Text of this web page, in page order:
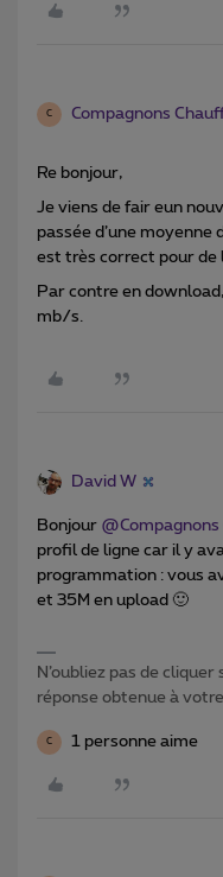
C Compagnons
Re bonjour,
Je viens de fair eun
passée d’une
est très correct pour de
Par contre en
mb/s.
David W
Bonjour
profil de ligne car il y
programmation : vous
et 35M en upload 🙂
N’oubliez pas de
réponse obtenue à
C 1 personne aime